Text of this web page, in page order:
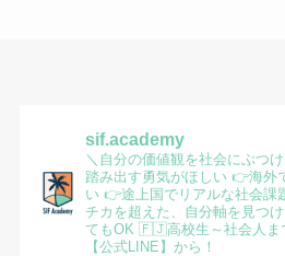
sif.academy
＼自分の価値観を社会にぶつ
踏み出す勇気がほしい👉海外
い👉途上国でリアルな社会課
チカを超えた、自分軸を見つ
てもOK 🇫🇯高校生～社会人ま
【公式LINE】から！